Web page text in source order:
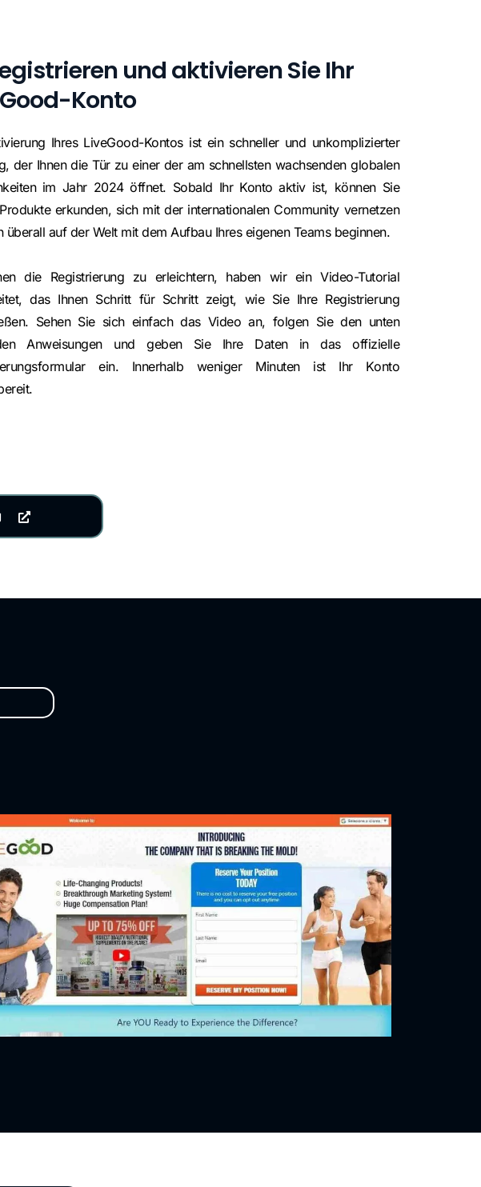
und aktivieren Sie Ihr
Konto
Ihres LiveGood-Kontos ist ein schneller und unkomplizierter
der Ihnen die Tür zu einer der am schnellsten wachsenden globalen
im Jahr 2024 öffnet. Sobald Ihr Konto aktiv ist, können Sie
erkunden, sich mit der internationalen Community vernetzen
überall auf der Welt mit dem Aufbau Ihres eigenen Teams beginnen.
die Registrierung zu erleichtern, haben wir ein Video-Tutorial
das Ihnen Schritt für Schritt zeigt, wie Sie Ihre Registrierung
Sehen Sie sich einfach das Video an, folgen Sie den unten
Anweisungen und geben Sie Ihre Daten in das offizielle
ein. Innerhalb weniger Minuten ist Ihr Konto